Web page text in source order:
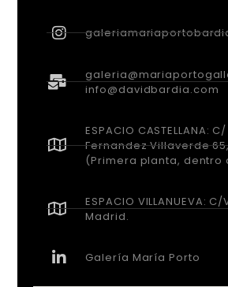
info@davidbardia.com
ESPACIO CASTELLANA:
Fernandez Villaverde
(Primera planta, dentro
ESPACIO VILLANUEVA:
Madrid.
Galería María Porto